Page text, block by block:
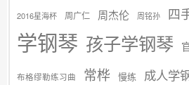
2016星海杯 周广仁 周杰伦 周铭孙 四
学钢琴 孩子学钢琴
布格缪勒练习曲 常桦 慢练 成人学